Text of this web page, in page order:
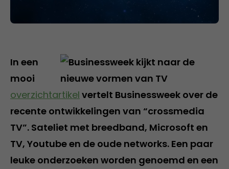
In een
mooi
overzichtartikel vertelt Businessweek over de
recente ontwikkelingen van “crossmedia
TV”. Sateliet met breedband, Microsoft en
TV, Youtube en de oude networks. Een paar
leuke onderzoeken worden genoemd en een